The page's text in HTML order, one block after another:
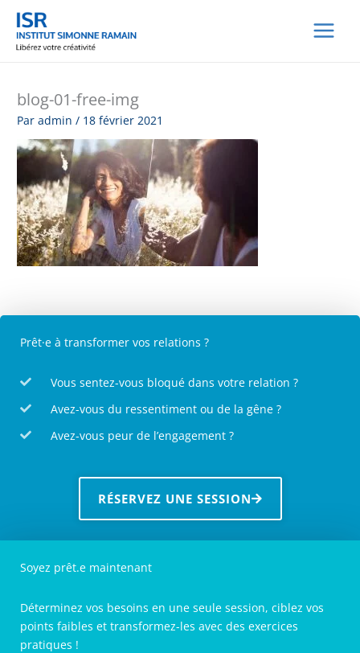
Aller
contenu
blog-01-free-img
Paradmin/ 18 février 2021
Prêt·e à transformer vos relations ?
Vous sentez-vous bloqué dans votre relation ?
Avez-vous du ressentiment ou de la gêne ?
Avez-vous peur de l’engagement ?
RÉSERVEZ UNE SESSION
Soyez prêt.e maintenant
Déterminez vos besoins en une seule session, ciblez vos
points faibles et transformez-les avec des exercices
pratiques !